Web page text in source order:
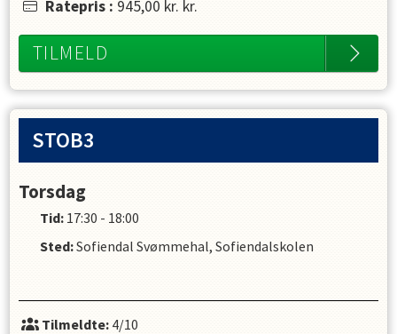
Ratepris : 945,00 kr. kr.
TILMELD
STOB3
Torsdag
Tid: 17:30 - 18:00
Sted:Sofiendal Svømmehal, Sofiendalskolen
Tilmeldte:4/10